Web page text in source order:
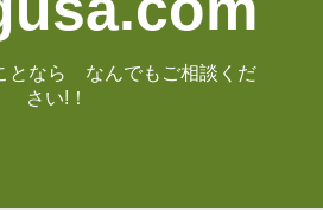
となら なんでもご相談くだ
さい!！